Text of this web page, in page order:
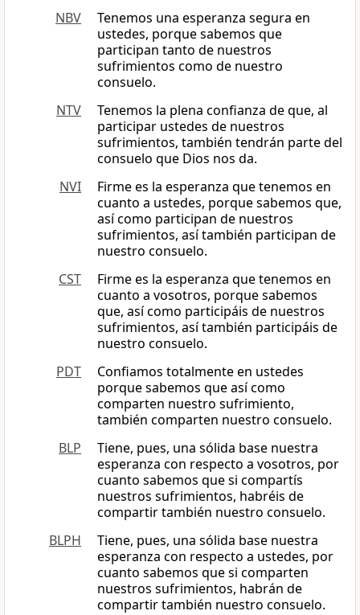
NBV
Tenemos una esperanza segura en
ustedes, porque sabemos que
participan tanto de nuestros
sufrimientos como de nuestro
consuelo.
NTV
Tenemos la plena confianza de que, al
participar ustedes de nuestros
sufrimientos, también tendrán parte del
consuelo que Dios nos da.
NVI
Firme es la esperanza que tenemos en
cuanto a ustedes, porque sabemos que,
así como participan de nuestros
sufrimientos, así también participan de
nuestro consuelo.
CST
Firme es la esperanza que tenemos en
cuanto a vosotros, porque sabemos
que, así como participáis de nuestros
sufrimientos, así también participáis de
nuestro consuelo.
PDT
Confiamos totalmente en ustedes
porque sabemos que así como
comparten nuestro sufrimiento,
también comparten nuestro consuelo.
BLP
Tiene, pues, una sólida base nuestra
esperanza con respecto a vosotros, por
cuanto sabemos que si compartís
nuestros sufrimientos, habréis de
compartir también nuestro consuelo.
BLPH
Tiene, pues, una sólida base nuestra
esperanza con respecto a ustedes, por
cuanto sabemos que si comparten
nuestros sufrimientos, habrán de
compartir también nuestro consuelo.